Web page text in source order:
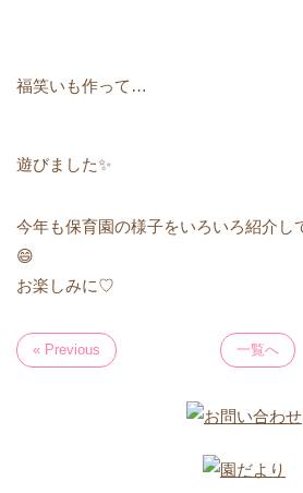
福笑いも作って…
遊びました✨
今年も保育園の様子をいろいろ紹介し
😄
お楽しみに♡
« Previous 一覧へ